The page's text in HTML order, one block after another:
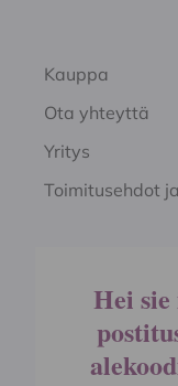
Kauppa
Ota yhteyttä
Yritys
Toimitusehdot
Hei